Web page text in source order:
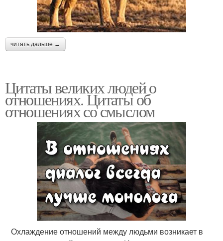
читать дальше →
Цитаты великих людей о
отношениях. Цитаты об
отношениях со смыслом
Охлаждение отношений между людьми возникает в